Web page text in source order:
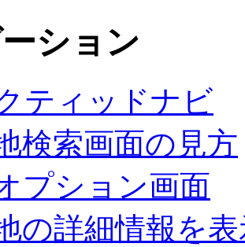
ション
ティッドナビ
検索画面の見方
プション画面
の詳細情報を